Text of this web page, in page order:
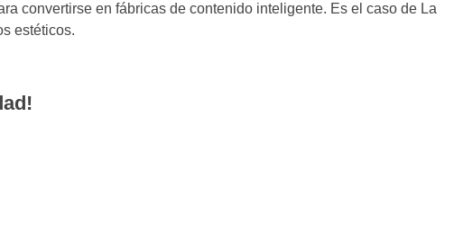
convertirse en fábricas de contenido inteligente. Es el caso de La
estéticos.